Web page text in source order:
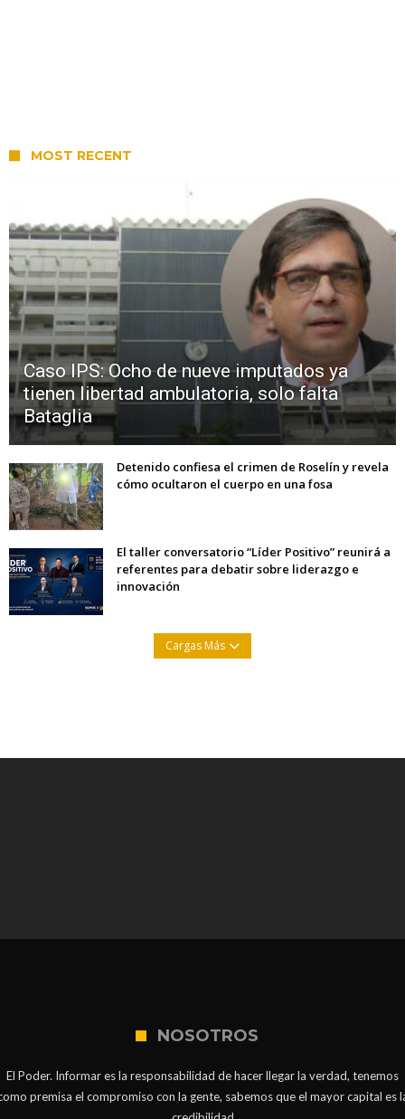
MOST RECENT
Caso IPS: Ocho de nueve imputados ya
tienen libertad ambulatoria, solo falta
Bataglia
Detenido confiesa el crimen de Roselín y revela
cómo ocultaron el cuerpo en una fosa
El taller conversatorio “Líder Positivo” reunirá a
referentes para debatir sobre liderazgo e
innovación
Cargas Más
NOSOTROS
El Poder. Informar es la responsabilidad de hacer llegar la verdad, tenemos
premisa el compromiso con la gente, sabemos que el mayor capital es